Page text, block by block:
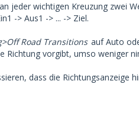
jeder wichtigen Kreuzung zwei
-> Aus1 -> ... -> Ziel.
Road Transitions auf Auto
vorgibt, umso weniger
dass die